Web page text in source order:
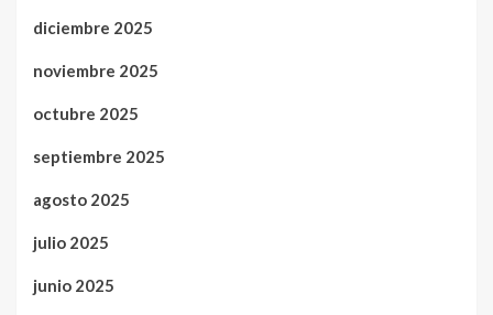
diciembre 2025
noviembre 2025
octubre 2025
septiembre 2025
agosto 2025
julio 2025
junio 2025